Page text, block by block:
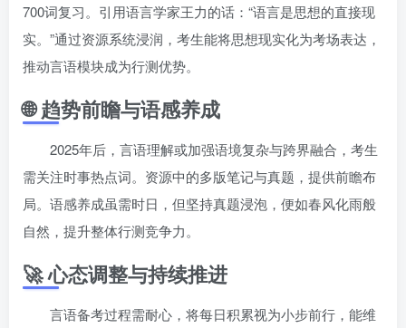
700词复习。引用语言学家王力的话：“语言是思想的直接现
实。”通过资源系统浸润，考生能将思想现实化为考场表达，
推动言语模块成为行测优势。
🌐 趋势前瞻与语感养成
2025年后，言语理解或加强语境复杂与跨界融合，考生
需关注时事热点词。资源中的多版笔记与真题，提供前瞻布
局。语感养成虽需时日，但坚持真题浸泡，便如春风化雨般
自然，提升整体行测竞争力。
🚀 心态调整与持续推进
言语备考过程需耐心，将每日积累视为小步前行，能维